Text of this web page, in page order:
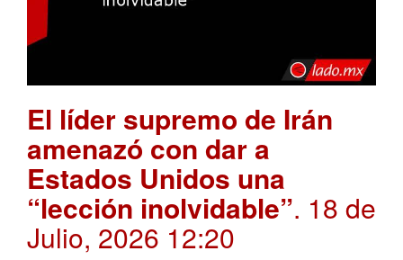
El líder supremo de Irán
amenazó con dar a
Estados Unidos una
“lección inolvidable”. 18 de
Julio, 2026 12:20